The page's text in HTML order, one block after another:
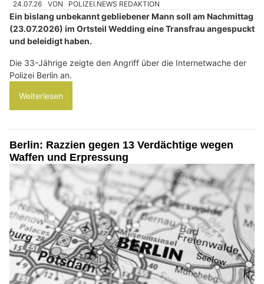
24.07.26 VON POLIZEI.NEWS REDAKTION
Ein bislang unbekannt gebliebener Mann soll am Nachmittag
(23.07.2026) im Ortsteil Wedding eine Transfrau angespuckt
und beleidigt haben.
Die 33-Jährige zeigte den Angriff über die Internetwache der
Polizei Berlin an.
Weiterlesen
Berlin: Razzien gegen 13 Verdächtige wegen
Waffen und Erpressung